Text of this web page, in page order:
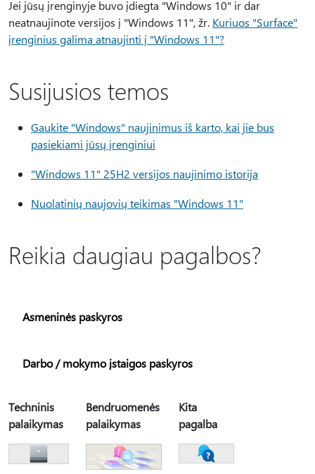
Jei jūsų įrenginyje buvo įdiegta "Windows 10" ir dar
neatnaujinote versijos į "Windows 11", žr. Kuriuos "Surface"
įrenginius galima atnaujinti į "Windows 11"?
Susijusios temos
Gaukite "Windows" naujinimus iš karto, kai jie bus
pasiekiami jūsų įrenginiui
"Windows 11" 25H2 versijos naujinimo istorija
Nuolatinių naujovių teikimas "Windows 11"
Reikia daugiau pagalbos?
Asmeninės paskyros
Darbo / mokymo įstaigos paskyros
Techninis
palaikymas
Bendruomenės
palaikymas
Kita
pagalba